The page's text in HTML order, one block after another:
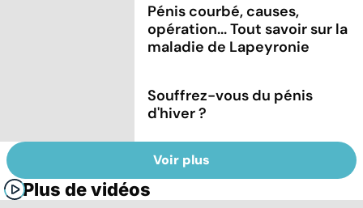
Pénis courbé, causes,
opération... Tout savoir sur la
maladie de Lapeyronie
Souffrez-vous du pénis
d'hiver ?
Voir plus
Plus de vidéos